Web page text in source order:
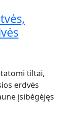
tiltai,
erdvės
įsibėgėjęs